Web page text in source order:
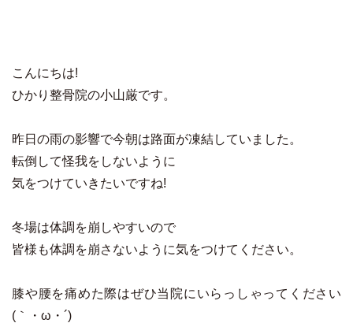
こんにちは!
ひかり整骨院の小山厳です。
昨日の雨の影響で今朝は路面が凍結していました。
転倒して怪我をしないように
気をつけていきたいですね!
冬場は体調を崩しやすいので
皆様も体調を崩さないように気をつけてください。
膝や腰を痛めた際はぜひ当院にいらっしゃってください
(｀・ω・´)